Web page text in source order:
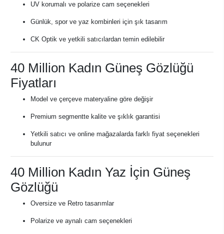
UV korumalı ve polarize cam seçenekleri
Günlük, spor ve yaz kombinleri için şık tasarım
CK Optik ve yetkili satıcılardan temin edilebilir
40 Million Kadın Güneş Gözlüğü
Fiyatları
Model ve çerçeve materyaline göre değişir
Premium segmentte kalite ve şıklık garantisi
Yetkili satıcı ve online mağazalarda farklı fiyat seçenekleri
bulunur
40 Million Kadın Yaz İçin Güneş
Gözlüğü
Oversize ve Retro tasarımlar
Polarize ve aynalı cam seçenekleri